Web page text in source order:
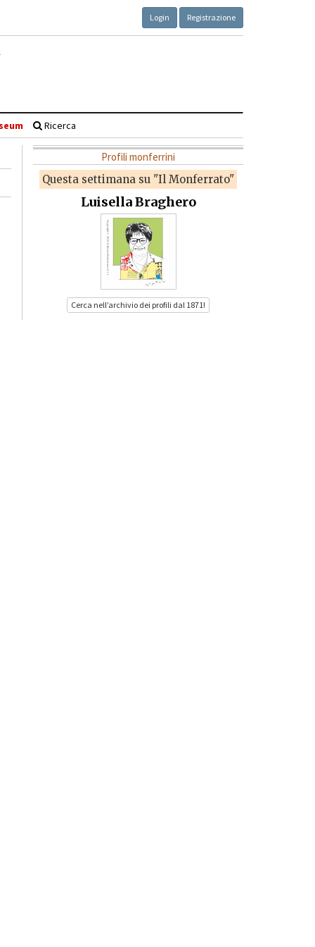
Login Registrazione
Ricerca
Profili monferrini
Questa settimana su "Il Monferrato"
Luisella Braghero
Cerca nell’archivio dei profili dal 1871!